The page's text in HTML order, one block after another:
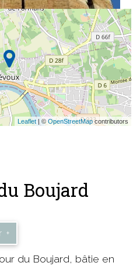
Leaflet | © OpenStreetMapcontributors
Boujard
+
du Boujard, bâtie en